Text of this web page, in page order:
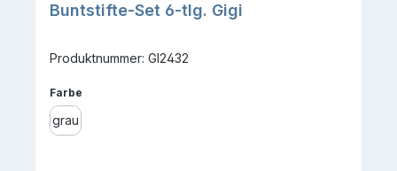
Buntstifte-Set 6-tlg. Gigi
Produktnummer: GI2432
Farbe
grau